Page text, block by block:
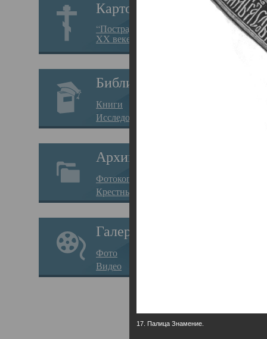
Картотека
“Пострадавшие за веру в
XX веке на Севере”
Библиотека
Книги
Исследования
Архив
Фотокопии дел
Крестные ходы
Галерея
Фото
Видео
17. Палица Знамение.